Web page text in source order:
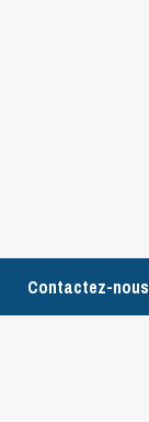
Contactez-nous